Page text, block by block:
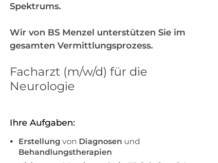
Spektrums.
Wir von BS Menzel unterstützen Sie im
gesamten Vermittlungsprozess.
Facharzt (m/w/d) für die
Neurologie
Ihre Aufgaben:
Erstellung von Diagnosen und
Behandlungstherapien